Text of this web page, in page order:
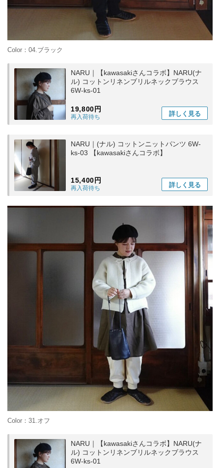
Color：04.ブラック
NARU｜【kawasakiさんコラボ】NARU(ナ
ル) コットンリネンブリルネックブラウス
6W-ks-01
19,800円
再入荷待ち 詳しく 見る
NARU｜(ナル) コットンニットパンツ 6W-
ks-03 【kawasakiさんコラボ】
15,400円
再入荷待ち 詳しく 見る
Color：31.オフ
NARU｜【kawasakiさんコラボ】NARU(ナ
ル) コットンリネンブリルネックブラウス
6W-ks-01